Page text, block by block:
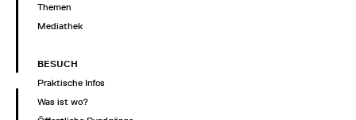
Themen
Mediathek
BESUCH
Praktische Infos
Was ist wo?